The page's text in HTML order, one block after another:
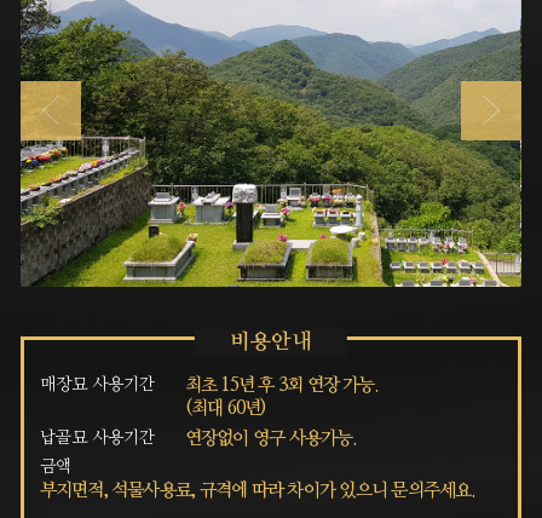
매장묘 사용기간
최초 15년 후 3회 연장 가능.
(최대 60년)
납골묘 사용기간 연장없이 영구 사용가능.
금액
부지면적, 석물사용료, 규격에 따라 차이가 있으니 문의주세요.